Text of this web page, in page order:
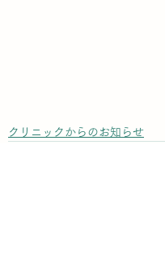
クリニックからのお知らせ